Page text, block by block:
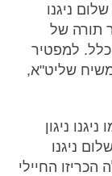
ניגנו
תורה של
למפטיר
שליט"א,
ניגון
ניגנו
החיילי